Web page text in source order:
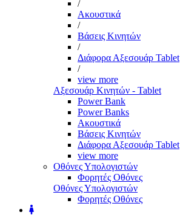
/
Ακουστικά
/
Βάσεις Κινητών
/
Διάφορα Αξεσουάρ Tablet
/
view more
Αξεσουάρ Κινητών - Tablet
Power Bank
Power Banks
Ακουστικά
Βάσεις Κινητών
Διάφορα Αξεσουάρ Tablet
view more
Οθόνες Υπολογιστών
Φορητές Οθόνες
Οθόνες Υπολογιστών
Φορητές Οθόνες